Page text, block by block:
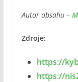
Autor obsahu –
Zdroje:
https://
https://